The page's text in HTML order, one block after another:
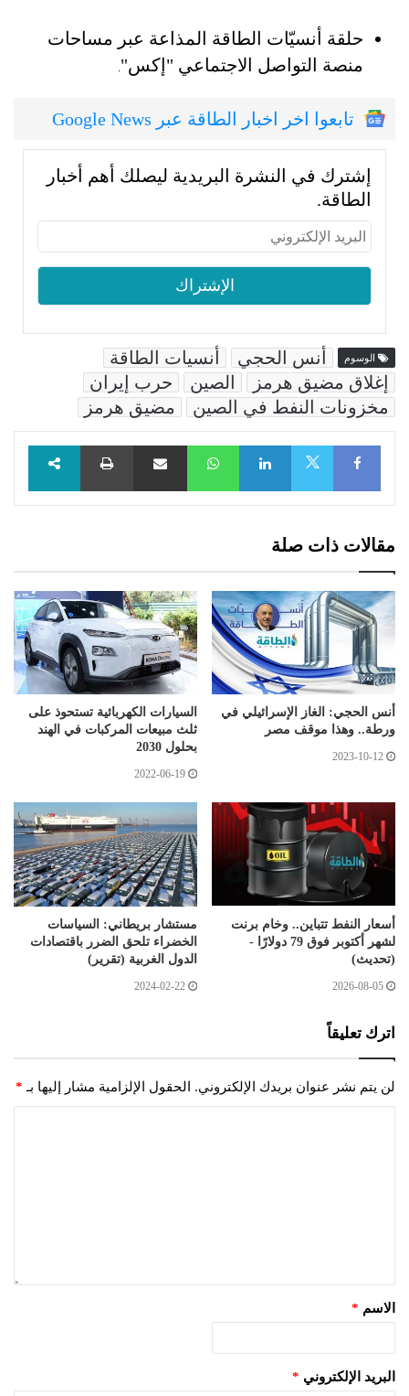
حلقة أنسيّات الطاقة المذاعة عبر مساحات
منصة التواصل الاجتماعي "إكس".
تابعوا اخر اخبار الطاقة عبر Google News
إشترك في النشرة البريدية ليصلك أهم أخبار
الطاقة.
الوسوم أنس الحجي
أنسيات الطاقة
إغلاق مضيق هرمز
الصين
حرب إيران
مخزونات النفط في الصين
مضيق هرمز
Facebook
LinkedIn
WhatsAppمشاركة عبر البريد طباعة
مقالات ذات صلة
أنس الحجي: الغاز الإسرائيلي في
ورطة.. وهذا موقف مصر
2023-10-12
السيارات الكهربائية تستحوذ على
ثلث مبيعات المركبات في الهند
بحلول 2030
2022-06-19
أسعار النفط تتباين.. وخام برنت
لشهر أكتوبر فوق 79 دولارًا -
(تحديث)
2026-08-05
مستشار بريطاني: السياسات
الخضراء تلحق الضرر باقتصادات
الدول الغربية (تقرير)
2024-02-22
اترك تعليقاً
لن يتم نشر عنوان بريدك الإلكتروني. الحقول الإلزامية مشار إليها بـ *
الاسم *
البريد الإلكتروني *